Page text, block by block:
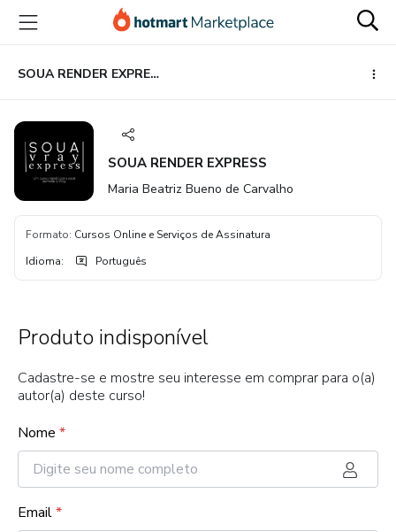
para
conteúdo
principal
para
pagamento
para
rodapé
SOUA RENDER EXPRESS
SOUA RENDER EXPRESS
Maria Beatriz Bueno de Carvalho
Formato: Cursos Online e Serviços de Assinatura
Idioma: Português
Produto indisponível
Cadastre-se e mostre seu interesse em comprar para o(a)
autor(a) deste curso!
Nome *
Email*